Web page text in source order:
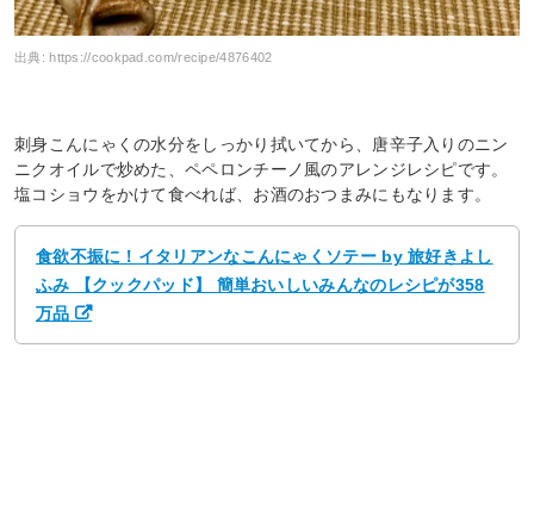
出典: https://cookpad.com/recipe/4876402
刺身こんにゃくの水分をしっかり拭いてから、唐辛子入りのニン
ニクオイルで炒めた、ペペロンチーノ風のアレンジレシピです。
塩コショウをかけて食べれば、お酒のおつまみにもなります。
食欲不振に！イタリアンなこんにゃくソテー by 旅好きよし
ふみ 【クックパッド】 簡単おいしいみんなのレシピが358
万品